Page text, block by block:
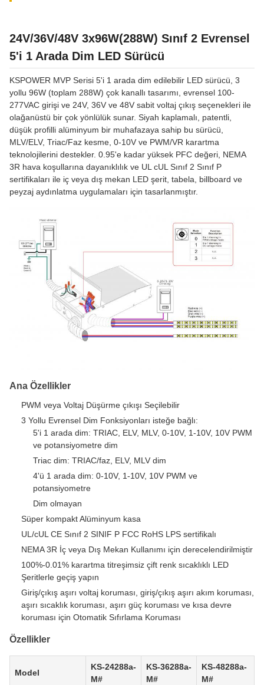
24V/36V/48V 3x96W(288W) Sınıf 2 Evrensel
5'i 1 Arada Dim LED Sürücü
KSPOWER MVP Serisi 5'i 1 arada dim edilebilir LED sürücü, 3
yollu 96W (toplam 288W) çok kanallı tasarımı, evrensel 100-
277VAC girişi ve 24V, 36V ve 48V sabit voltaj çıkış seçenekleri ile
olağanüstü bir çok yönlülük sunar. Siyah kaplamalı, patentli,
düşük profilli alüminyum bir muhafazaya sahip bu sürücü,
MLV/ELV, Triac/Faz kesme, 0-10V ve PWM/VR karartma
teknolojilerini destekler. 0.95'e kadar yüksek PFC değeri, NEMA
3R hava koşullarına dayanıklılık ve UL cUL Sınıf 2 Sınıf P
sertifikaları ile iç veya dış mekan LED şerit, tabela, billboard ve
peyzaj aydınlatma uygulamaları için tasarlanmıştır.
Ana Özellikler
PWM veya Voltaj Düşürme çıkışı Seçilebilir
3 Yollu Evrensel Dim Fonksiyonları isteğe bağlı:
5'i 1 arada dim: TRIAC, ELV, MLV, 0-10V, 1-10V, 10V PWM
ve potansiyometre dim
Triac dim: TRIAC/faz, ELV, MLV dim
4'ü 1 arada dim: 0-10V, 1-10V, 10V PWM ve
potansiyometre
Dim olmayan
Süper kompakt Alüminyum kasa
UL/cUL CE Sınıf 2 SINIF P FCC RoHS LPS sertifikalı
NEMA 3R İç veya Dış Mekan Kullanımı için derecelendirilmiştir
100%-0.01% karartma titreşimsiz çift renk sıcaklıklı LED
Şeritlerle geçiş yapın
Giriş/çıkış aşırı voltaj koruması, giriş/çıkış aşırı akım koruması,
aşırı sıcaklık koruması, aşırı güç koruması ve kısa devre
koruması için Otomatik Sıfırlama Koruması
Özellikler
Model
KS-24288a-
M#
KS-36288a-
M#
KS-48288a-
M#